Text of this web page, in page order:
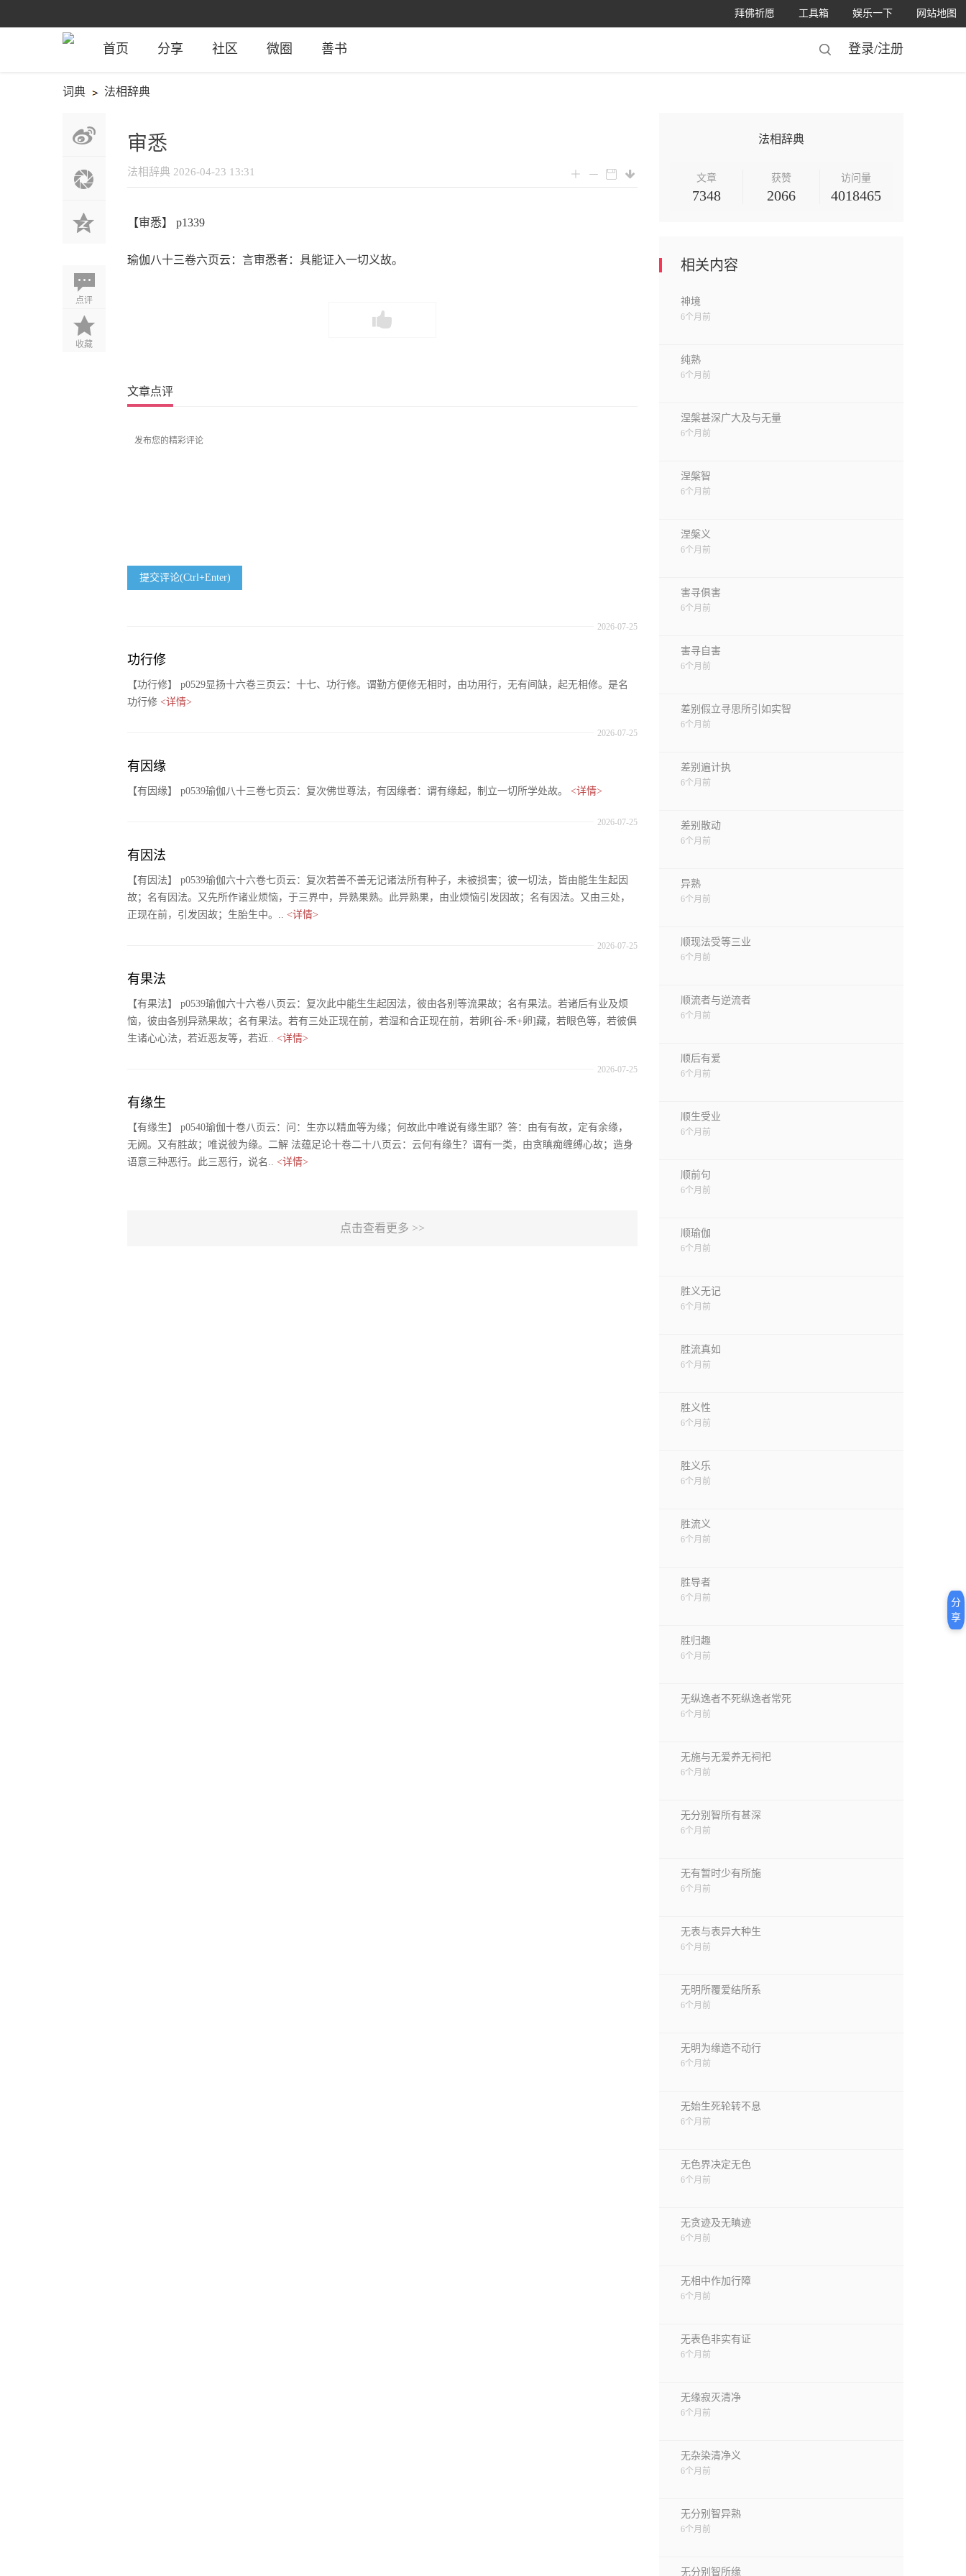
网站地图
娱乐一下
工具箱
拜佛祈愿
首页 分享 社区 微圈 善书 登录/注册
词典 法相辞典
点评
收藏
审悉
法相辞典 2026-04-23 13:31
【审悉】 p1339
瑜伽八十三卷六页云：言审悉者：具能证入一切义故。
文章点评
提交评论(Ctrl+Enter)
2026-07-25
功行修
【功行修】 p0529显扬十六卷三页云：十七、功行修。谓勤方便修无相时，由功用行，无有间缺，起无相修。是名
功行修 <详情>
2026-07-25
有因缘
【有因缘】 p0539瑜伽八十三卷七页云：复次佛世尊法，有因缘者：谓有缘起，制立一切所学处故。 <详情>
2026-07-25
有因法
【有因法】 p0539瑜伽六十六卷七页云：复次若善不善无记诸法所有种子，未被损害；彼一切法，皆由能生生起因
故；名有因法。又先所作诸业烦恼，于三界中，异熟果熟。此异熟果，由业烦恼引发因故；名有因法。又由三处，
正现在前，引发因故；生胎生中。.. <详情>
2026-07-25
有果法
【有果法】 p0539瑜伽六十六卷八页云：复次此中能生生起因法，彼由各别等流果故；名有果法。若诸后有业及烦
恼，彼由各别异熟果故；名有果法。若有三处正现在前，若湿和合正现在前，若卵[谷-禾+卵]藏，若眼色等，若彼俱
生诸心心法，若近恶友等，若近.. <详情>
2026-07-25
有缘生
【有缘生】 p0540瑜伽十卷八页云：问：生亦以精血等为缘；何故此中唯说有缘生耶？答：由有有故，定有余缘，
无阙。又有胜故；唯说彼为缘。二解 法蕴足论十卷二十八页云：云何有缘生？谓有一类，由贪瞋痴缠缚心故；造身
语意三种恶行。此三恶行，说名.. <详情>
点击查看更多 >>
法相辞典
文章
7348
获赞
2066
访问量
4018465
相关内容
神境
6个月前
纯熟
6个月前
涅槃甚深广大及与无量
6个月前
涅槃智
6个月前
涅槃义
6个月前
害寻俱害
6个月前
害寻自害
6个月前
差别假立寻思所引如实智
6个月前
差别遍计执
6个月前
差别散动
6个月前
异熟
6个月前
顺现法受等三业
6个月前
顺流者与逆流者
6个月前
顺后有爱
6个月前
顺生受业
6个月前
顺前句
6个月前
顺瑜伽
6个月前
胜义无记
6个月前
胜流真如
6个月前
胜义性
6个月前
胜义乐
6个月前
胜流义
6个月前
胜导者
6个月前
胜归趣
6个月前
无纵逸者不死纵逸者常死
6个月前
无施与无爱养无祠祀
6个月前
无分别智所有甚深
6个月前
无有暂时少有所施
6个月前
无表与表异大种生
6个月前
无明所覆爱结所系
6个月前
无明为缘造不动行
6个月前
无始生死轮转不息
6个月前
无色界决定无色
6个月前
无贪迹及无瞋迹
6个月前
无相中作加行障
6个月前
无表色非实有证
6个月前
无缘寂灭清净
6个月前
无杂染清净义
6个月前
无分别智异熟
6个月前
无分别智所缘
分
享